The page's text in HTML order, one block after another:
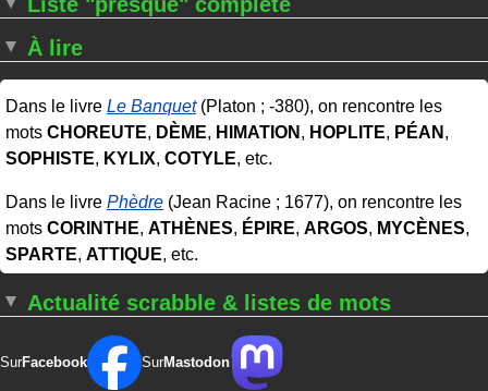
À lire
Dans le livre Le Banquet(Platon ; -380), on rencontre les
mots CHOREUTE, DÈME, HIMATION , HOPLITE, PÉAN ,
SOPHISTE, KYLIX, COTYLE, etc.
Dans le livre Phèdre (Jean Racine ; 1677), on rencontre les
mots CORINTHE, ATHÈNES, ÉPIRE, ARGOS, MYCÈNES,
SPARTE, ATTIQUE, etc.
Actualité scrabble & listes de mots
SurFacebook SurMastodon